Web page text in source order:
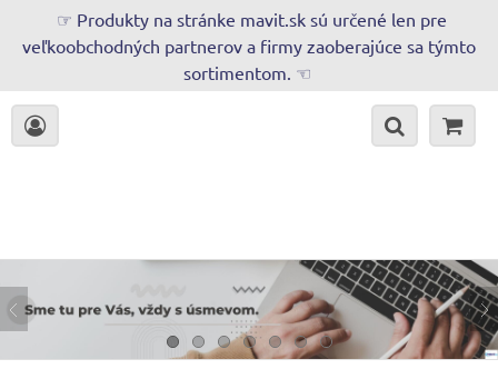
☞ Produkty na stránke mavit.sk sú určené len pre
veľkoobchodných partnerov a firmy zaoberajúce sa týmto
sortimentom. ☜